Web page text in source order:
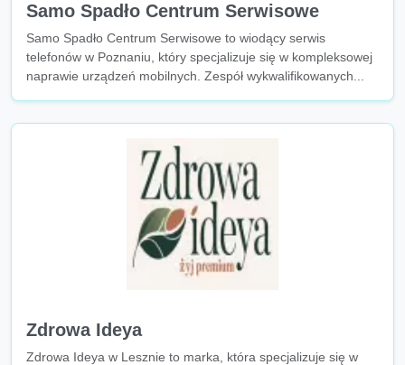
Samo Spadło Centrum Serwisowe
Samo Spadło Centrum Serwisowe to wiodący serwis
telefonów w Poznaniu, który specjalizuje się w kompleksowej
naprawie urządzeń mobilnych. Zespół wykwalifikowanych...
Zdrowa Ideya
Zdrowa Ideya w Lesznie to marka, która specjalizuje się w